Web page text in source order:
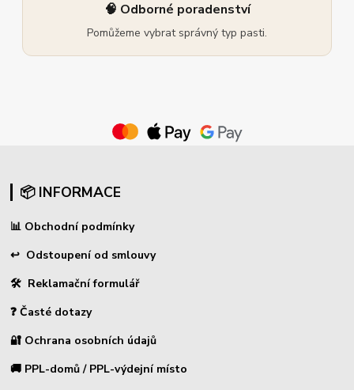
🧠 Odborné poradenství
Pomůžeme vybrat správný typ pasti.
📦 INFORMACE
📊 Obchodní podmínky
↩ Odstoupení od smlouvy
🛠 Reklamační formulář
❓ Časté dotazy
🔐 Ochrana osobních údajů
🚚 PPL-domů / PPL-výdejní místo